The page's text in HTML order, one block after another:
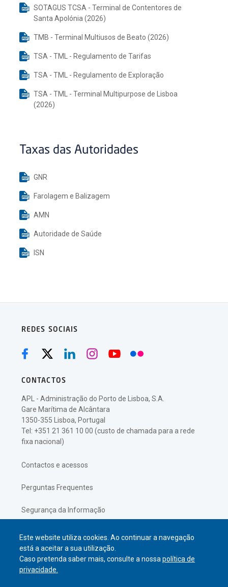
Este website utiliza cookies. Ao continuar a navegação
está a aceitar a sua utilização.
Caso pretenda saber mais, consulte a nossapolítica de
privacidade.
SOTAGUS TCSA - Terminal de Contentores de
Santa Apolónia (2026)
TMB - Terminal Multiusos de Beato (2026)
TSA - TML - Regulamento de Tarifas
TSA - TML - Regulamento de Exploração
TSA - TML - Terminal Multipurpose de Lisboa
(2026)
Taxas das Autoridades
GNR
Farolagem e Balizagem
AMN
Autoridade de Saúde
ISN
REDES SOCIAIS
CONTACTOS
APL - Administração do Porto de Lisboa, S.A.
Gare Marítima de Alcântara
1350-355 Lisboa, Portugal
Tel: +351 21 361 10 00 (custo de chamada para a rede
fixa nacional)
Contactos e acessos
Perguntas Frequentes
Segurança da Informação
Política de Privacidade